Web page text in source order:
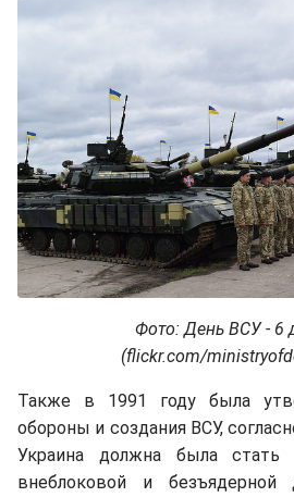
Фото: День ВСУ - 6
(flickr.com/
Также в 1991 году была
обороны и создания ВСУ,
Украина должна была стать
внеблоковой и безъядерной